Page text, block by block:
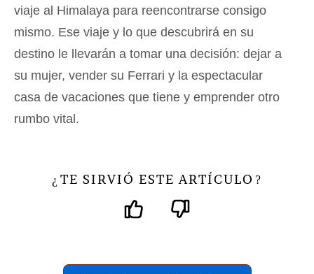
viaje al Himalaya para reencontrarse consigo
mismo. Ese viaje y lo que descubrirá en su
destino le llevarán a tomar una decisión: dejar a
su mujer, vender su Ferrari y la espectacular
casa de vacaciones que tiene y emprender otro
rumbo vital.
¿ TE SIRVIÓ ESTE ARTÍCULO ?